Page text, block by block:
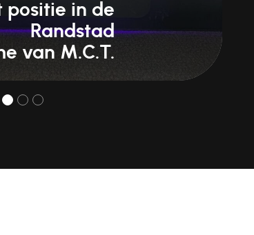
positie in de
Randstad
van M.C.T.